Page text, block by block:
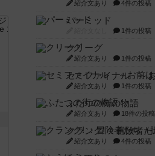
紹介文あり 4件の投稿
パーミッド
1件の投稿
クリーグ
紹介文あり 1件の投稿
紹介文あり 1件の投稿
ふたつの街の物語
紹介文あり 18件の投稿
紹介文あり 4件の投稿